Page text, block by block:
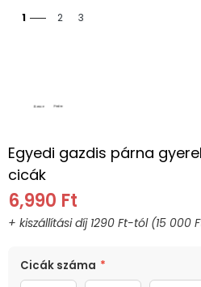
1 2 3
Egyedi gazdis párna
cicák
6,990 Ft
SZÍN
MÉRET
Cicák száma *